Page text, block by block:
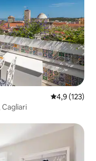
5 üzerinden
4,9 (123)
Cagliari
arasında